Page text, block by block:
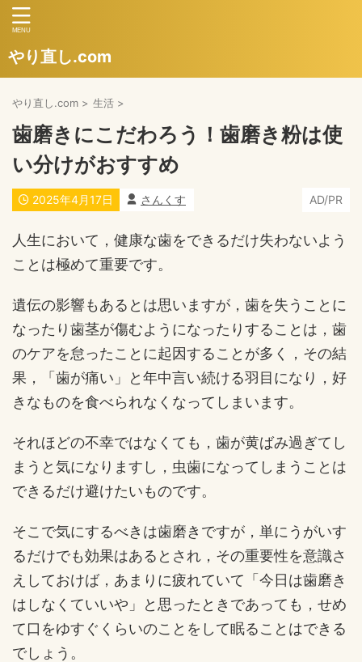
やり直し.com
やり直し.com > 生活 >
歯磨きにこだわろう！歯磨き粉は使
い分けがおすすめ
2025年4月17日 さんくす AD/PR
人生において，健康な歯をできるだけ失わないよう
ことは極めて重要です。
遺伝の影響もあるとは思いますが，歯を失うことに
なったり歯茎が傷むようになったりすることは，歯
のケアを怠ったことに起因することが多く，その結
果，「歯が痛い」と年中言い続ける羽目になり，好
きなものを食べられなくなってしまいます。
それほどの不幸ではなくても，歯が黄ばみ過ぎてし
まうと気になりますし，虫歯になってしまうことは
できるだけ避けたいものです。
そこで気にするべきは歯磨きですが，単にうがいす
るだけでも効果はあるとされ，その重要性を意識さ
えしておけば，あまりに疲れていて「今日は歯磨き
はしなくていいや」と思ったときであっても，せめ
て口をゆすぐくらいのことをして眠ることはできる
でしょう。